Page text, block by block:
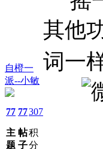
自橙一
派--小敏
77
主
题
77
帖
子
307
积
分
其他
词一